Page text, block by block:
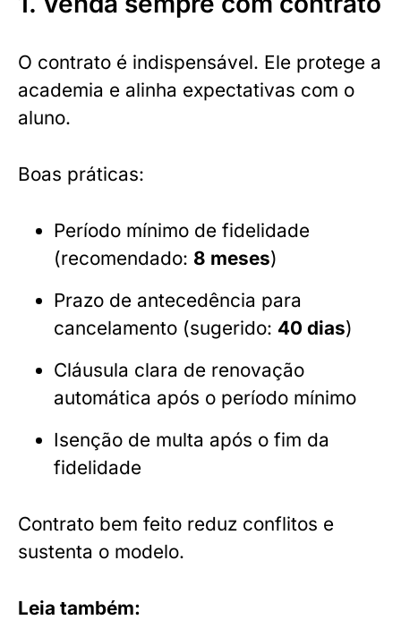
O contrato é indispensável. Ele protege a
academia e alinha expectativas com o
aluno.
Boas práticas:
Período mínimo de fidelidade
(recomendado: 8 meses)
Prazo de antecedência para
cancelamento (sugerido: 40 dias)
Cláusula clara de renovação
automática após o período mínimo
Isenção de multa após o fim da
fidelidade
Contrato bem feito reduz conflitos e
sustenta o modelo.
Leia também: